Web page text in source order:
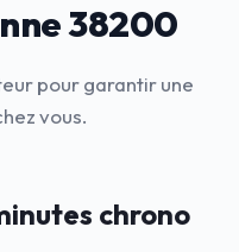
38200
pour garantir une
vous.
chrono